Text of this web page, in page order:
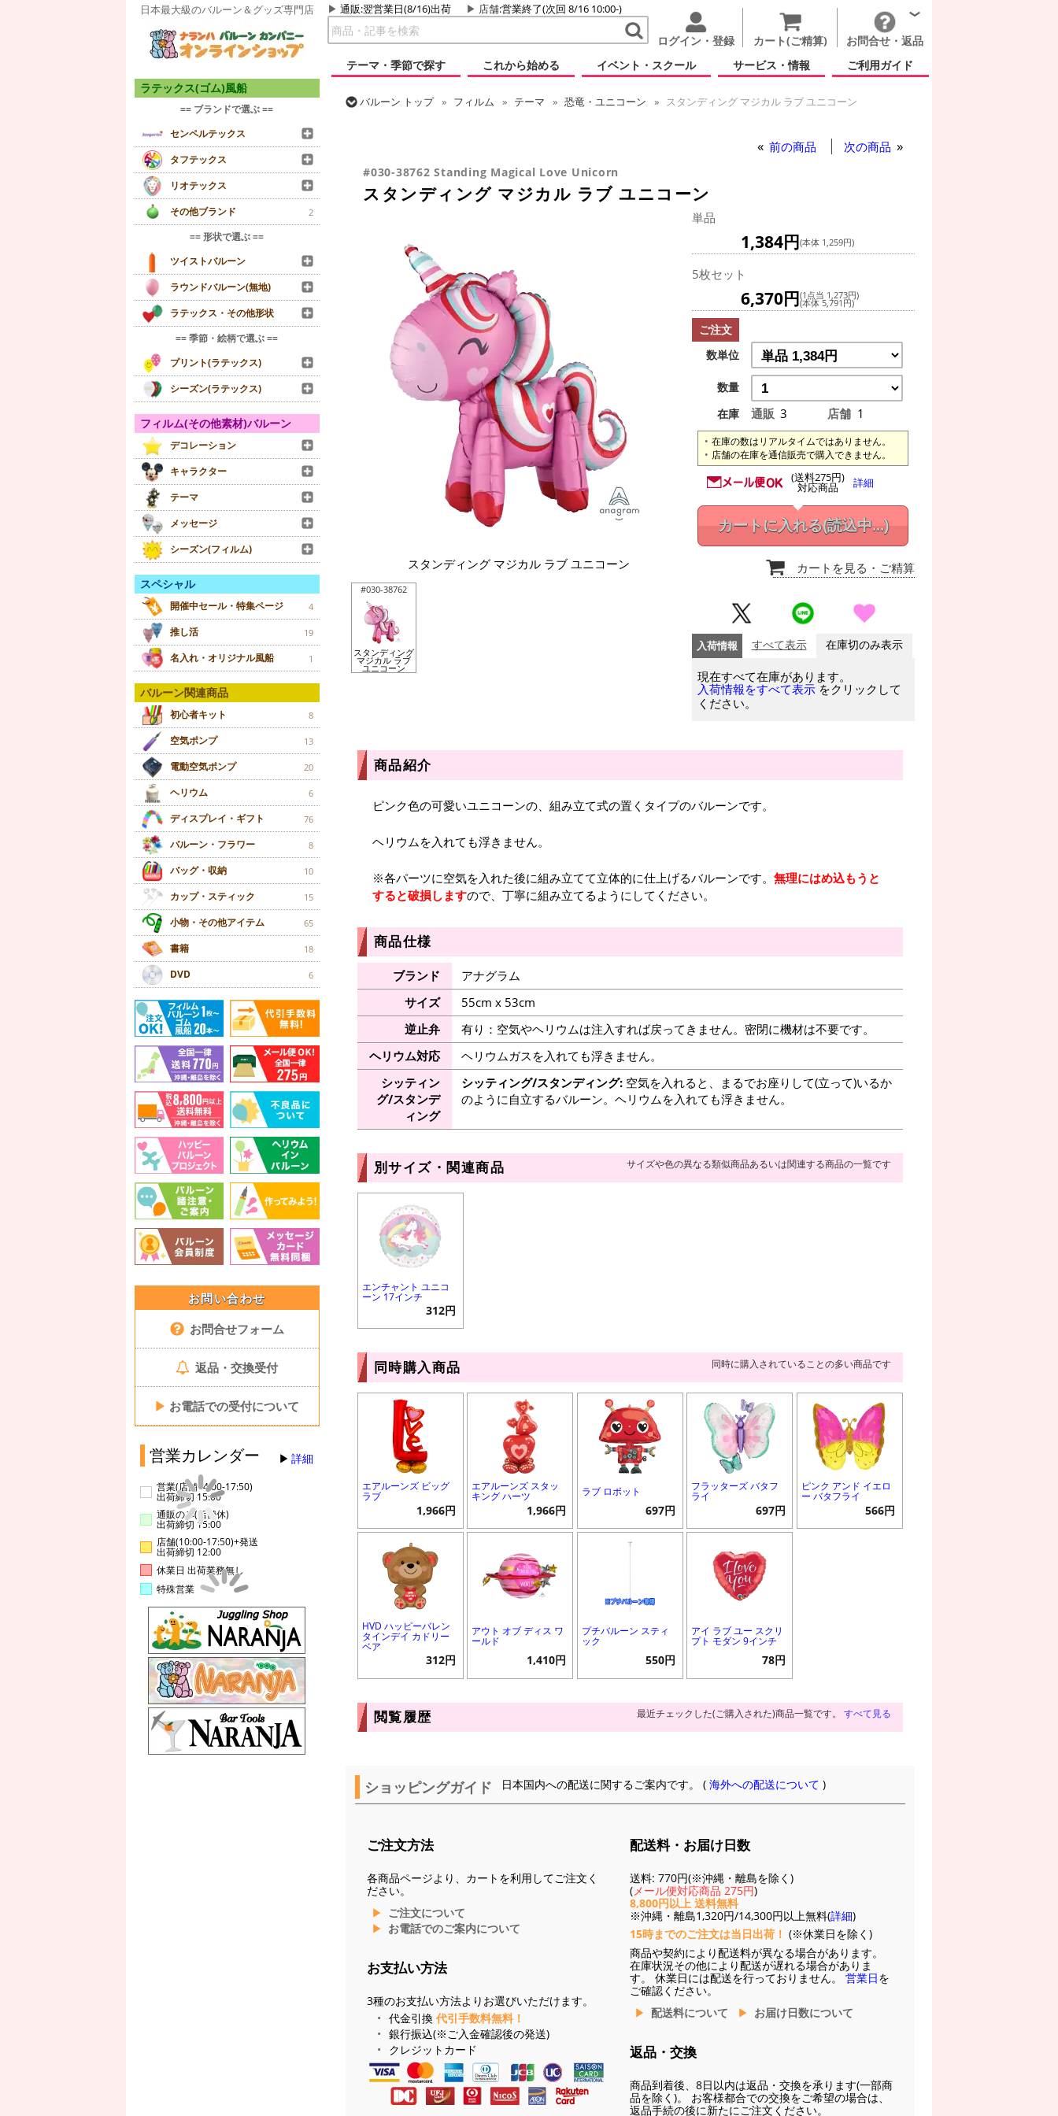
日本最大級のバルーン＆グッズ専門店 通販:翌営業日(8/16)出荷 店舗:営業終了(次回 8/16 10:00-)
ログイン・登録 カート(ご精算)
お問合せ・返品
テーマ・季節で探す
これから始める イベント・スクール サービス・情報 ご利用ガイド
ラテックス(ゴム)風船
== ブランドで選ぶ ==
センペルテックス
タフテックス
リオテックス
その他ブランド
2
== 形状で選ぶ ==
ツイストバルーン
ラウンドバルーン(無地)
ラテックス・その他形状
== 季節・絵柄で選ぶ ==
プリント(ラテックス)
シーズン(ラテックス)
フィルム(その他素材)バルーン
デコレーション
キャラクター
テーマ
メッセージ
シーズン(フィルム)
スペシャル
開催中セール・特集ページ 4
推し活 19
名入れ・オリジナル風船 1
バルーン関連商品
初心者キット 8
空気ポンプ 13
電動空気ポンプ 20
ヘリウム 6
ディスプレイ・ギフト 76
バルーン・フラワー 8
バッグ・収納 10
カップ・スティック 15
小物・その他アイテム 65
書籍 18
DVD 6
お問い合わせ
お問合せフォーム
返品・交換受付
▶ お電話での受付について
営業カレンダー 詳細
営業(店舗14:00-17:50)
出荷締切 15:00
通販のみ(店舗休)
出荷締切 15:00
店舗(10:00-17:50)+発送
出荷締切 12:00
休業日 出荷業務無し
特殊営業
バルーン トップ フィルム テーマ 恐竜・ユニコーン
スタンディング マジカル ラブ ユニコーン
前の商品 次の商品
#030-38762 Standing Magical Love Unicorn
スタンディング マジカル ラブ ユニコーン
スタンディング マジカル ラブ ユニコーン
#030-38762
スタンディング
マジカル ラブ
ユニコーン
単品
1,384円(本体 1,259円)
5枚セット
6,370円(1点当 1,273円)
(本体 5,791円)
ご注文
数単位
数量
在庫
通販 3 店舗 1
在庫の数はリアルタイムではありません。
店舗の在庫を通信販売で購入できません。
(送料275円)
対応商品 詳細
カートに入れる(読込中...)
カートを見る ・ご精算
入荷情報 すべて表示 在庫切のみ表示
現在すべて在庫があります。
入荷情報をすべて表示 をクリックして
ください。
商品紹介
ピンク色の可愛いユニコーンの、組み立て式の置くタイプのバルーンです。
ヘリウムを入れても浮きません。
※各パーツに空気を入れた後に組み立てて立体的に仕上げるバルーンです。 無理にはめ込もうと
すると破損しますので、丁寧に組み立てるようにしてください。
商品仕様
ブランド
アナグラム
サイズ
55cm x 53cm
逆止弁
有り：空気やヘリウムは注入すれば戻ってきません。密閉に機材は不要です。
ヘリウム対応
ヘリウムガスを入れても浮きません。
シッティン
グ/スタンデ
ィング
シッティング/スタンディング:空気を入れると、まるでお座りして(立って)いるか
のように自立するバルーン。ヘリウムを入れても浮きません。
別サイズ・関連商品 サイズや色の異なる類似商品あるいは関連する商品の一覧です
エンチャント ユニコ
ーン 17インチ
312円
同時購入商品 同時に購入されていることの多い商品です
エアルーンズ ビッグ
ラブ
1,966円
エアルーンズ スタッ
キング ハーツ
1,966円
ラブ ロボット
697円
フラッターズ バタフ
ライ
697円
ピンク アンド イエロ
ー バタフライ
566円
HVD ハッピーバレン
タインデイ カドリー
ベア
312円
アウト オブ ディス ワ
ールド
1,410円
プチバルーン スティ
ック
550円
アイ ラブ ユー スクリ
プト モダン 9インチ
78円
閲覧履歴 最近チェックした(ご購入された)商品一覧です。 すべて見る
ショッピングガイド 日本国内への配送に関するご案内です。 (海外への配送について )
ご注文方法
各商品ページより、カートを利用してご注文く
ださい。
ご注文について
お電話でのご案内について
お支払い方法
3種のお支払い方法よりお選びいただけます。
代金引換 代引手数料無料！
銀行振込(※ご入金確認後の発送)
クレジットカード
配送料・お届け日数
送料: 770円(※沖縄・離島を除く)
( メール便対応商品 275円)
8,800円以上 送料無料
※沖縄・離島1,320円/14,300円以上無料(詳細)
15時までのご注文は当日出荷！ (※休業日を除く)
商品や契約により配送料が異なる場合があります。
在庫状況その他により配送が遅れる場合がありま
す。 休業日には配送を行っておりません。 営業日を
ご確認ください。
配送料について
お届け日数について
返品・交換
商品到着後、8日以内は返品・交換を承ります(一部商
品を除く)。 お客様都合での交換をご希望の場合は、
返品手続の後に新たにご注文ください。